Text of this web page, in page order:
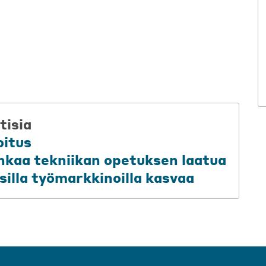
tekniikan opetuksen laatua
työmarkkinoilla kasvaa